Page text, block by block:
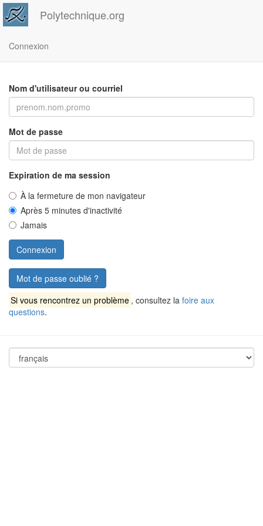
Polytechnique.org
Connexion
Nom d'utilisateur ou courriel
Mot de passe
Expiration de ma session
À la fermeture de mon navigateur
Après 5 minutes d'inactivité
Jamais
Mot de passe oublié ?
Si vous rencontrez un problème , consultez la foire aux
questions.